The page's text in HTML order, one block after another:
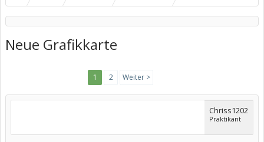
Neue Grafikkarte
1 2 Weiter >
Chriss1202
Praktikant